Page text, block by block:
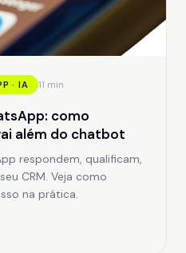
· IA 11 min
como
além do chatbot
respondem, qualificam,
CRM. Veja como
na prática.